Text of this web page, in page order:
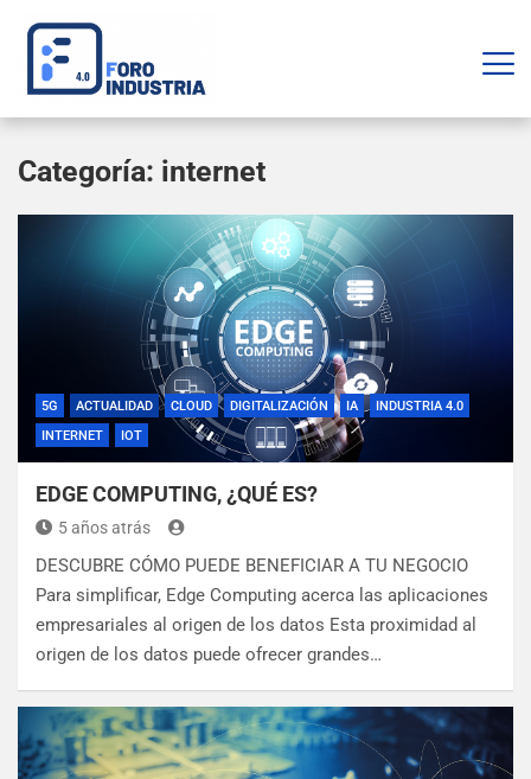
Categoría: internet
5G ACTUALIDAD CLOUD DIGITALIZACIÓN IA
INDUSTRIA 4.0
INTERNET
IOT
EDGE COMPUTING, ¿QUÉ ES?
5 años atrás
DESCUBRE CÓMO PUEDE BENEFICIAR A TU NEGOCIO
Para simplificar, Edge Computing acerca las aplicaciones
empresariales al origen de los datos Esta proximidad al
origen de los datos puede ofrecer grandes…